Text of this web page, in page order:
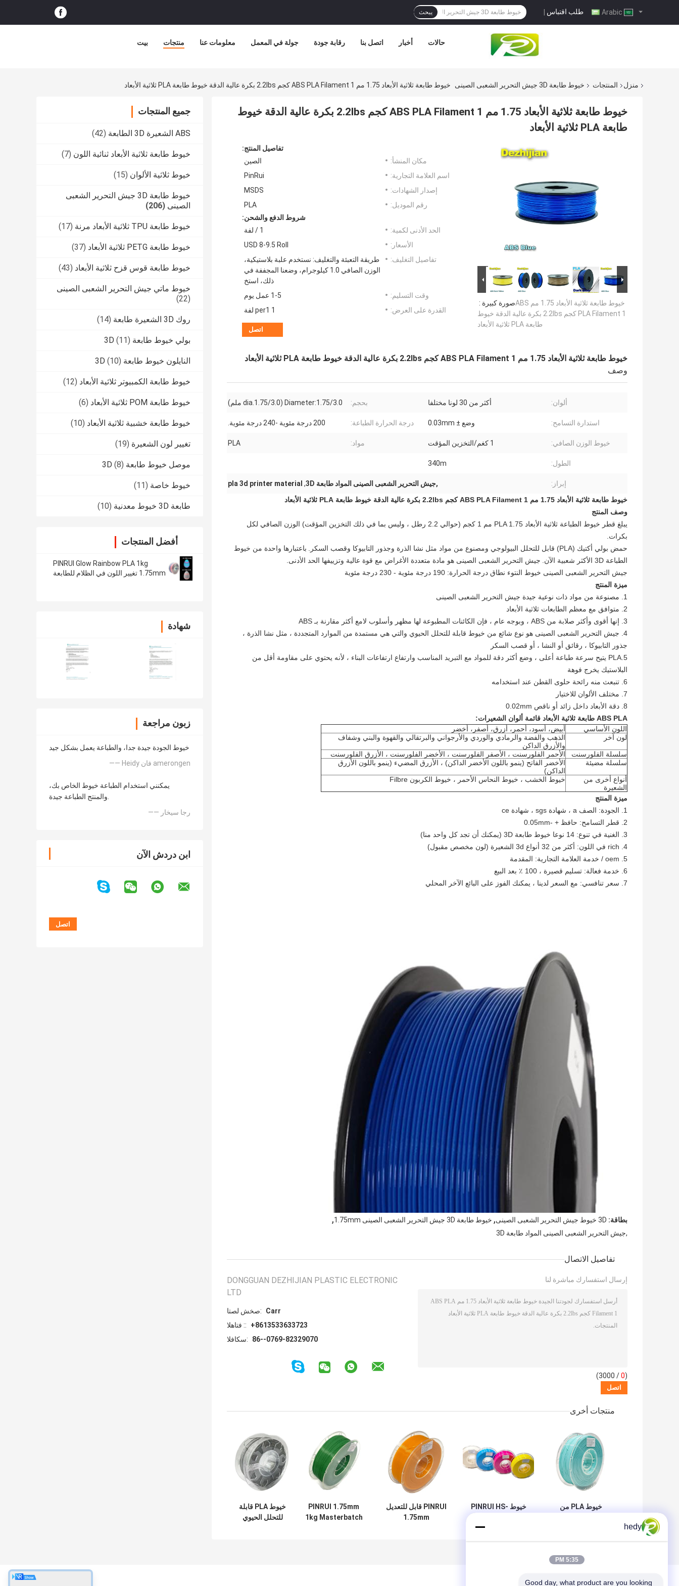
طلب اقتباس | يبحث
بيت منتجات معلومات عنا جولة في المعمل رقابة جودة اتصل بنا أخبار حالات
منزل المنتجات خيوط طابعة 3D جيش التحرير الشعبى الصينى خيوط طابعة ثلاثية الأبعاد 1.75 مم ABS PLA Filament 1 كجم 2.2lbs بكرة عالية الدقة خيوط طابعة PLA ثلاثية الأبعاد
جميع المنتجات
ABS الشعيرة 3D الطابعة (42)
خيوط طابعة ثلاثية الأبعاد ثنائية اللون (7)
خيوط ثلاثية الألوان (15)
خيوط طابعة 3D جيش التحرير الشعبى
الصينى (206)
خيوط طابعة TPU ثلاثية الأبعاد مرنة (17)
خيوط طابعة PETG ثلاثية الأبعاد (37)
خيوط طابعة قوس قزح ثلاثية الأبعاد (43)
خيوط ماتي جيش التحرير الشعبى الصينى
(22)
روك 3D الشعيرة طابعة (14)
بولي خيوط طابعة 3D (11)
النايلون خيوط طابعة 3D (10)
خيوط طابعة الكمبيوتر ثلاثية الأبعاد (12)
خيوط طابعة POM ثلاثية الأبعاد (6)
خيوط طابعة خشبية ثلاثية الأبعاد (10)
تغيير لون الشعيرة (19)
موصل خيوط طابعة 3D (8)
خيوط خاصة (11)
طابعة 3D خيوط معدنية (10)
أفضل المنتجات
PINRUI Glow Rainbow PLA 1kg
1.75mm تغيير اللون في الظلام للطابعة
شهادة
زبون مراجعة
خيوط الجودة جيدة جدا، والطباعة يعمل بشكل جيد
—— Heidy فان amerongen
يمكنني استخدام الطباعة خيوط الخاص بك،
والمنتج الطباعة جيدة.
—— رجا سيخار
ابن دردش الآن
خيوط طابعة ثلاثية الأبعاد 1.75 مم ABS PLA Filament 1 كجم 2.2lbs بكرة عالية الدقة خيوط
طابعة PLA ثلاثية الأبعاد
صورة كبيرة :خيوط طابعة ثلاثية الأبعاد 1.75 مم ABS
PLA Filament 1 كجم 2.2lbs بكرة عالية الدقة خيوط
طابعة PLA ثلاثية الأبعاد
تفاصيل المنتج:
مكان المنشأ:
الصين
اسم العلامة التجارية:
PinRui
إصدار الشهادات:
MSDS
رقم الموديل:
PLA
شروط الدفع والشحن:
الحد الأدنى لكمية:
1 / لفة
الأسعار:
USD 8-9.5 Roll
تفاصيل التغليف:
طريقة التعبئة والتغليف: نستخدم علبة بلاستيكية،
الوزن الصافي 1.0 كيلوجرام، وضعنا المجففة في
ذلك، استخ
وقت التسليم:
1-5 عمل يوم
القدرة على العرض:
1 per1 لفة
اتصل
خيوط طابعة ثلاثية الأبعاد 1.75 مم ABS PLA Filament 1 كجم 2.2lbs بكرة عالية الدقة خيوط طابعة PLA ثلاثية الأبعاد
وصف
ألوان: أكثر من 30 لونا مختلفا بحجم: Diameter:1.75/3.0 (dia.1.75/3.0 ملم)
استدارة التسامح: وضع ± 0.03mm درجة الحرارة الطباعة: 200 درجة مئوية -240 درجة مئوية.
خيوط الوزن الصافي: 1 كغم/التخزين المؤقت مواد: PLA
الطول: 340m
إبراز: ,جيش التحرير الشعبى الصينى المواد طابعة 3D ,
pla 3d printer material
خيوط طابعة ثلاثية الأبعاد 1.75 مم ABS PLA Filament 1 كجم 2.2lbs بكرة عالية الدقة خيوط طابعة PLA ثلاثية الأبعاد
وصف المنتج
يبلغ قطر خيوط الطباعة ثلاثية الأبعاد PLA 1.75 مم 1 كجم (حوالي 2.2 رطل ، وليس بما في ذلك التخزين المؤقت) الوزن الصافي لكل
بكرات.
حمض بولي أكتيك (PLA) قابل للتحلل البيولوجي ومصنوع من مواد مثل نشا الذرة وجذور التابيوكا وقصب السكر.
باعتبارها واحدة من خيوط
الطباعة 3D الأكثر شعبية الآن.
جيش التحرير الشعبى الصينى هو مادة متعددة الأغراض مع قوة عالية وتزييفها الحد الأدنى.
جيش التحرير الشعبى الصينى خيوط النتوء نطاق درجة الحرارة: 190 درجة مئوية - 230 درجة مئوية
ميزة المنتج
1. مصنوعة من مواد ذات نوعية جيدة جيش التحرير الشعبى الصينى
2. متوافق مع معظم الطابعات ثلاثية الأبعاد
3. إنها أقوى وأكثر صلابة من ABS ، وبوجه عام ، فإن الكائنات المطبوعة لها مظهر وأسلوب لامع أكثر مقارنة بـ ABS
4. جيش التحرير الشعبى الصينى هو نوع شائع من خيوط قابلة للتحلل الحيوي والتي هي مستمدة من الموارد المتجددة ، مثل نشا الذرة ،
جذور التابيوكا ، رقائق أو النشا ، أو قصب السكر
5.PLA يتيح سرعة طباعة أعلى ، وضع أكثر دقة للمواد مع التبريد المناسب وارتفاع ارتفاعات البناء ، لأنه يحتوي على مقاومة أقل من
البلاستيك يخرج فوهة
6. تنبعث منه رائحة حلوى القطن عند استخدامه
7. مختلف الألوان للاختيار
8. دقة الأبعاد داخل زائد أو ناقص 0.02mm
ABS PLA طابعة ثلاثية الأبعاد قائمة ألوان الشعيرات:
اللون الأساسي
أبيض، أسود، أحمر، أزرق، أصفر، أخضر
لون آخر
الذهب والفضة والرمادي والوردي والأرجواني والبرتقالي والقهوة والبني وشفاف
والأزرق الداكن
سلسلة الفلورسنت
الأحمر الفلورسنت ، الأصفر الفلورسنت ، الأخضر الفلورسنت ، الأزرق الفلورسنت
سلسلة مضيئة
الأخضر الفاتح (ينمو باللون الأخضر الداكن) ، الأزرق المضيء (ينمو باللون الأزرق
الداكن)
أنواع أخرى من
الشعيرة
خيوط الخشب ، خيوط النحاس الأحمر ، خيوط الكربون Filbre
ميزة المنتج
1. الجودة: الصف a ، شهادة sgs ، شهادة ce
2. قطر التسامح: حافظ + -0.05mm
3. الغنية في تنوع: 14 نوعا خيوط طابعة 3D (يمكنك أن تجد كل واحد منا)
4. rich في اللون: أكثر من 32 أنواع 3d الشعيرة (لون مخصص مقبول)
5. oem / خدمة العلامة التجارية: المقدمة
6. خدمة فعالة: تسليم قصيرة ، 100 ٪ بعد البيع
7. سعر تنافسي: مع السعر لدينا ، يمكنك الفوز على البائع الآخر المحلي
بطاقة: 3D خيوط جيش التحرير الشعبى الصينى , خيوط طابعة 3D جيش التحرير الشعبى الصينى 1.75mm ,
,جيش التحرير الشعبى الصينى المواد طابعة 3D
تفاصيل الاتصال
DONGGUAN DEZHIJIAN PLASTIC ELECTRONIC
LTD
اتصل شخص:
Carr
الهاتف ::
+8613533633723
الفاكس:
86--0769-82329070
إرسال استفسارك مباشرة لنا
(
0
/ 3000)
منتجات أخرى
خيوط PLA من
مقاس 1.75 مم،
بوزن 1 كجم لطابعات
خيوط PINRUI HS-
القوة للإمداد بالجملة
PINRUI قابل للتعديل
1.75mm
PINRUI 1.75mm
1kg Masterbatch
خيوط PLA قابلة
للتحلل الحيوي
hedy
5:35 PM
Good day, what product are you looking